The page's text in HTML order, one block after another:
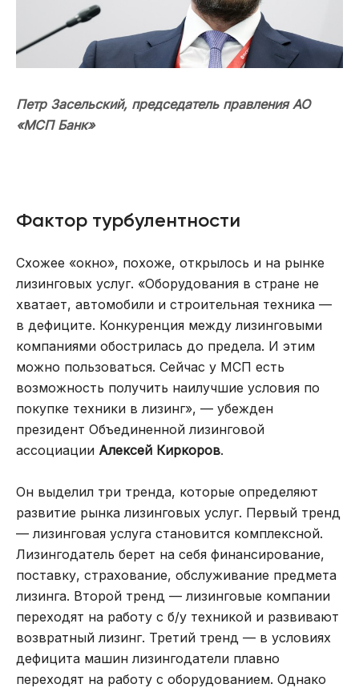
Петр Засельский, председатель правления АО
«МСП Банк»
Фактор турбулентности
Схожее «окно», похоже, открылось и на рынке
лизинговых услуг. «Оборудования в стране не
хватает, автомобили и строительная техника —
в дефиците. Конкуренция между лизинговыми
компаниями обострилась до предела. И этим
можно пользоваться. Сейчас у МСП есть
возможность получить наилучшие условия по
покупке техники в лизинг», — убежден
президент Объединенной лизинговой
ассоциации Алексей Киркоров.
Он выделил три тренда, которые определяют
развитие рынка лизинговых услуг. Первый тренд
— лизинговая услуга становится комплексной.
Лизингодатель берет на себя финансирование,
поставку, страхование, обслуживание предмета
лизинга. Второй тренд — лизинговые компании
переходят на работу с б/у техникой и развивают
возвратный лизинг. Третий тренд — в условиях
дефицита машин лизингодатели плавно
переходят на работу с оборудованием. Однако